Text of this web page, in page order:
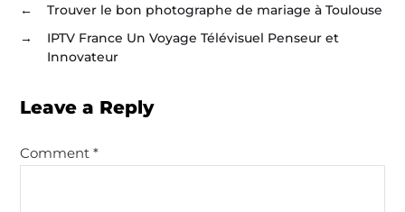
←
Trouver le bon photographe de mariage à Toulouse
→
IPTV France Un Voyage Télévisuel Penseur et
Innovateur
Leave a Reply
Comment *